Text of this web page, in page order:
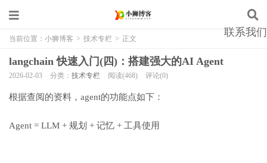
联系我们
当前位置： 小狮博客 > 技术专栏 > 正文
langchain 快速入门(四)：搭建强大的AI Agent
2026-02-03 分类： 技术专栏 阅读(468) 评论(0)
根据查阅的资料，agent的功能点如下：
Agent = LLM + 规划 + 记忆 + 工具使用